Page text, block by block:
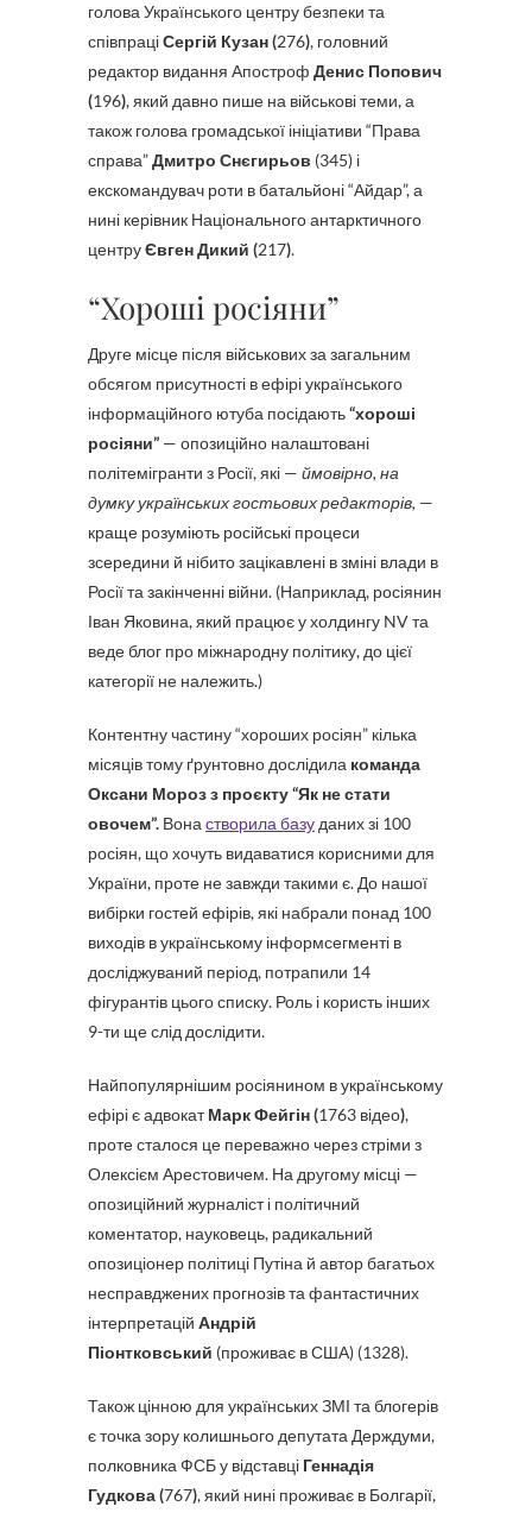
голова Українського центру безпеки та
співпраціСергій Кузан (276), головний
редактор видання Апостроф Денис Попович
(196), який давно пише на військові теми, а
також голова громадської ініціативи “Права
справа”Дмитро Снєгирьов (345) і
екскомандувач роти в батальйоні “Айдар”, а
нині керівник Національного антарктичного
центруЄвген Дикий (217).
“Хороші росіяни”
Друге місце після військових за загальним
обсягом присутності в ефірі українського
інформаційного ютуба посідають“хороші
росіяни” — опозиційно налаштовані
політемігранти з Росії, які — ймовірно, на
думку українських гостьових редакторів, —
краще розуміють російські процеси
зсередини й нібито зацікавлені в зміні влади в
Росії та закінченні війни. (Наприклад, росіянин
Іван Яковина, який працює у холдингу NV та
веде блог про міжнародну політику, до цієї
категорії не належить.)
Контентну частину “хороших росіян” кілька
місяців тому ґрунтовно дослідила команда
Оксани Мороз з проєкту “Як не стати
овочем”. Вона створила базу даних зі 100
росіян, що хочуть видаватися корисними для
України, проте не завжди такими є. До нашої
вибірки гостей ефірів, які набрали понад 100
виходів в українському інформсегменті в
досліджуваний період, потрапили 14
фігурантів цього списку. Роль і користь інших
9-ти ще слід дослідити.
Найпопулярнішим росіянином в українському
ефірі є адвокатМарк Фейгін (1763 відео),
проте сталося це переважно через стріми з
Олексієм Арестовичем. На другому місці —
опозиційний журналіст і політичний
коментатор, науковець, радикальний
опозиціонер політиці Путіна й автор багатьох
несправджених прогнозів та фантастичних
інтерпретацій Андрій
Піонтковський (проживає в США) (1328).
Також цінною для українських ЗМІ та блогерів
є точка зору колишнього депутата Держдуми,
полковника ФСБ у відставці Геннадія
Гудкова (767), який нині проживає в Болгарії,